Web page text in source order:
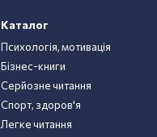
Каталог
Психологія, мотивація
Бізнес-книги
Серйозне читання
Спорт, здоров'я
Легке читання